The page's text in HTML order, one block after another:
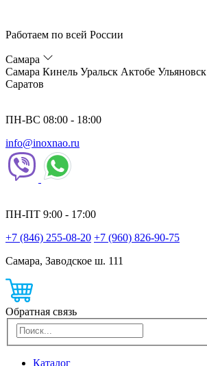
Работаем по всей России
Самара
Самара Кинель Уральск Актобе Ульяновск
Саратов
ПН-ВС 08:00 - 18:00
info@inoxnao.ru
ПН-ПТ 9:00 - 17:00
+7 (846) 255-08-20 +7 (960) 826-90-75
Самара, Заводское ш. 111
Обратная связь
Каталог